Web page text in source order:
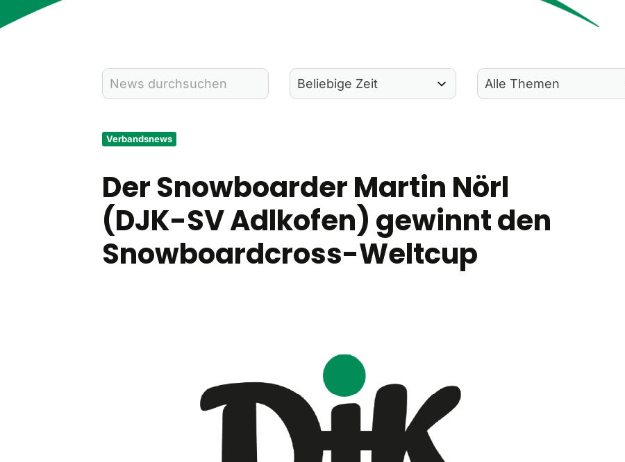
Verbandsnews
Der Snowboarder Martin Nörl
(DJK-SV Adlkofen) gewinnt den
Snowboardcross-Weltcup